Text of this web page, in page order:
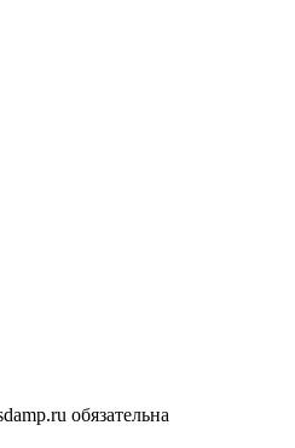
обязательна